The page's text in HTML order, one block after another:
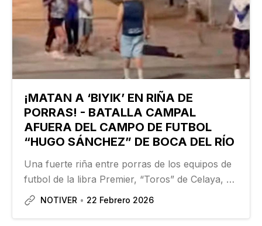
¡MATAN A ‘BIYIK’ EN RIÑA DE
PORRAS! - BATALLA CAMPAL
AFUERA DEL CAMPO DE FUTBOL
“HUGO SÁNCHEZ” DE BOCA DEL RÍO
Una fuerte riña entre porras de los equipos de
futbol de la libra Premier, “Toros” de Celaya, y
el Racing de Veracruz, celebrado en el campo
NOTIVER 22 Febrero 2026